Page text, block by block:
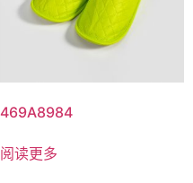
469A8984
阅读更多